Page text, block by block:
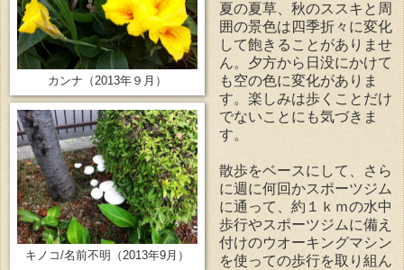
カンナ（2013年９月）
キノコ/名前不明（2013年9月）
夏の夏草、秋のススキと周
囲の景色は四季折々に変化
して飽きることがありませ
ん。夕方から日没にかけて
も空の色に変化がありま
す。楽しみは歩くことだけ
でないことにも気づきま
す。
散歩をベースにして、さら
に週に何回かスポーツジム
に通って、約１ｋｍの水中
歩行やスポーツジムに備え
付けのウオーキングマシン
を使っての歩行を取り組ん